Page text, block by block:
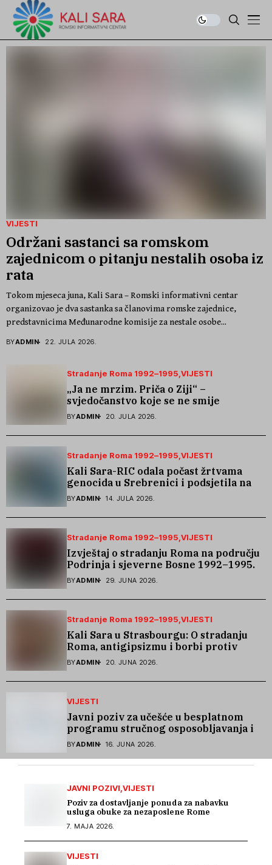
VIJESTI
Održani sastanci sa romskom
zajednicom o pitanju nestalih osoba iz
rata
Tokom mjeseca juna, Kali Sara – Romski informativni centar
organizovao je dva sastanka sa članovima romske zajednice,
predstavnicima Međunarodne komisije za nestale osobe...
BYADMIN 22. JULA 2026.
Stradanje Roma 1992–1995 VIJESTI
„Ja ne mrzim. Priča o Ziji“ –
svjedočanstvo koje se ne smije
zaboraviti
BYADMIN 20. JULA 2026.
Stradanje Roma 1992–1995 VIJESTI
Kali Sara-RIC odala počast žrtvama
genocida u Srebrenici i podsjetila na
stradanje Roma iz Skočića
BYADMIN 14. JULA 2026.
Stradanje Roma 1992–1995 VIJESTI
Izvještaj o stradanju Roma na području
Podrinja i sjeverne Bosne 1992–1995.
godine
BYADMIN 29. JUNA 2026.
Stradanje Roma 1992–1995 VIJESTI
Kali Sara u Strasbourgu: O stradanju
Roma, antigipsizmu i borbi protiv
govora mržnje
BYADMIN 20. JUNA 2026.
VIJESTI
Javni poziv za učešće u besplatnom
programu stručnog osposobljavanja i
podrške pri zapošljavanju
BYADMIN 16. JUNA 2026.
JAVNI POZIVI VIJESTI
Poziv za dostavljanje ponuda za nabavku
usluga obuke za nezaposlene Rome
7. MAJA 2026.
VIJESTI